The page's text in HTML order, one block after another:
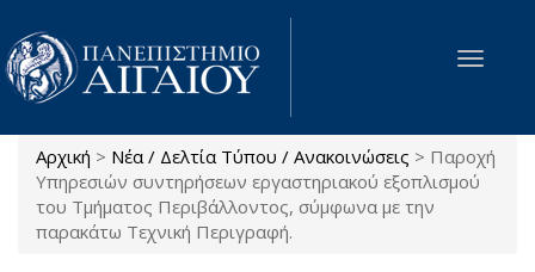
Παράκαμψη προς το κυρίως περιεχόμενο
Toggle
Είστε εδώ
Αρχική > Νέα / Δελτία Τύπου / Ανακοινώσεις > Παροχή
Υπηρεσιών συντηρήσεων εργαστηριακού εξοπλισμού
του Τμήματος Περιβάλλοντος, σύμφωνα με την
παρακάτω Τεχνική Περιγραφή.